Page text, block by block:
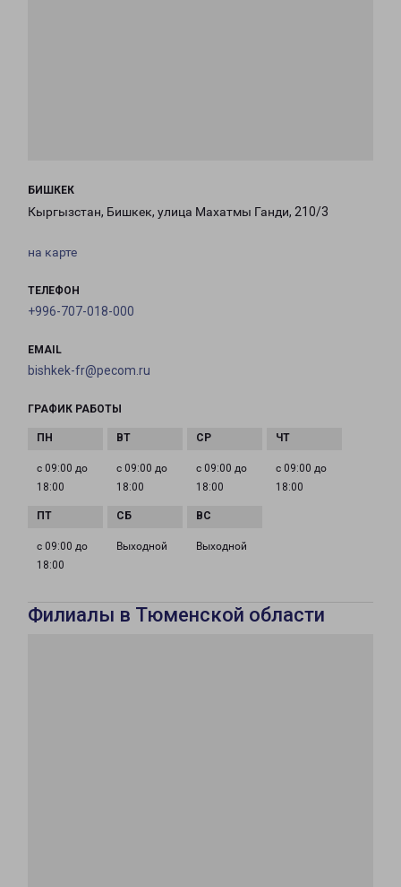
БИШКЕК
Кыргызстан, Бишкек, улица Махатмы Ганди, 210/3
на карте
ТЕЛЕФОН
+996-707-018-000
EMAIL
bishkek-fr@pecom.ru
ГРАФИК РАБОТЫ
с 09:00 до
18:00
с 09:00 до
18:00
с 09:00 до
18:00
с 09:00 до
18:00
с 09:00 до
18:00
Выходной Выходной
Филиалы в Тюменской области